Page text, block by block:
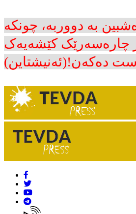
بە دووربە، چونکە
چارەسەرێک کێشەیەک
دەکەن!(ئەنیشتاین)